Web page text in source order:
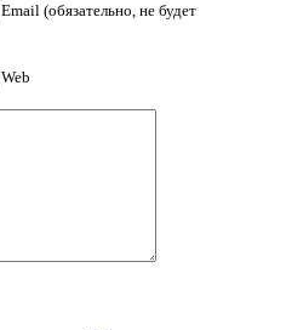
Email (обязательно, не будет
Web